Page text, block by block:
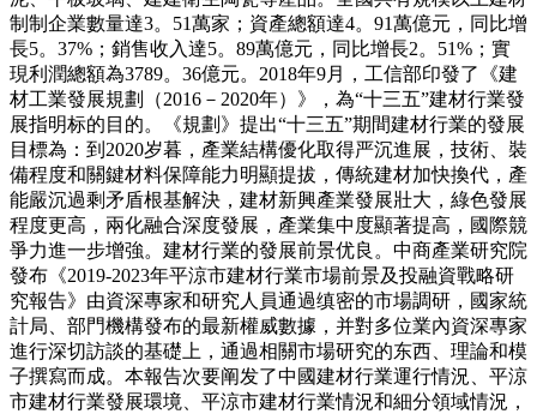
制制企業數量達3。51萬家；資產總額達4。91萬億元，同比增
長5。37%；銷售收入達5。89萬億元，同比增長2。51%；實
現利潤總額為3789。36億元。2018年9月，工信部印發了《建
材工業發展規劃（2016－2020年）》，為“十三五”建材行業發
展指明标的目的。《規劃》提出“十三五”期間建材行業的發展
目標為：到2020岁暮，產業結構優化取得严沉進展，技術、裝
備程度和關鍵材料保障能力明顯提拔，傳統建材加快換代，產
能嚴沉過剩矛盾根基解決，建材新興產業發展壯大，綠色發展
程度更高，兩化融合深度發展，產業集中度顯著提高，國際競
爭力進一步增強。建材行業的發展前景优良。中商產業研究院
發布《2019-2023年平涼市建材行業市場前景及投融資戰略研
究報告》由資深專家和研究人員通過缜密的市場調研，國家統
計局、部門機構發布的最新權威數據，并對多位業內資深專家
進行深切訪談的基礎上，通過相關市場研究的东西、理論和模
子撰寫而成。本報告次要阐发了中國建材行業運行情況、平涼
市建材行業發展環境、平涼市建材行業情況和細分領域情況，